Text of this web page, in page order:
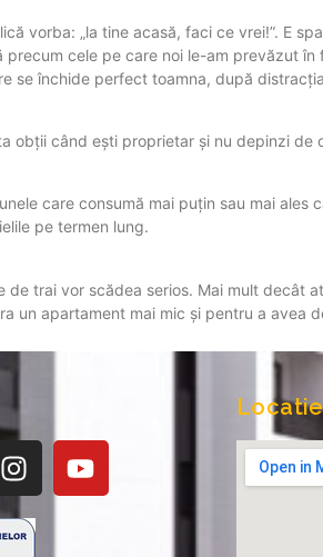
vorba: „la tine acasă, faci ce vrei!”. E
cele pe care noi le-am prevăzut
se închide perfect toamna, după
obții când ești proprietar și nu depinzi
care consumă mai puțin sau mai
pe termen lung.
trai vor scădea serios. Mai mult decât
un apartament mai mic și pentru a avea
Locatie